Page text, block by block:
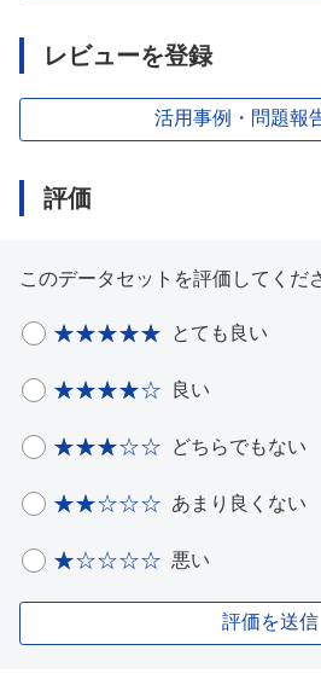
レビューを登録
活用事例・問題報
評価
このデータセットを評価してくだ
とても良い
良い
どちらでもない
あまり良くない
悪い
評価を送信